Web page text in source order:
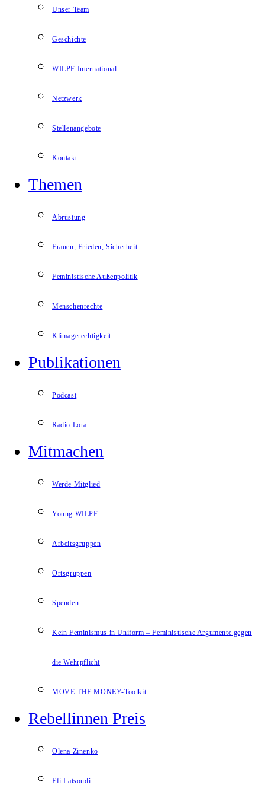
Unser Team
Geschichte
WILPF International
Netzwerk
Stellenangebote
Kontakt
Themen
Abrüstung
Frauen, Frieden, Sicherheit
Feministische Außenpolitik
Menschenrechte
Klimagerechtigkeit
Publikationen
Podcast
Radio Lora
Mitmachen
Werde Mitglied
Young WILPF
Arbeitsgruppen
Ortsgruppen
Spenden
Kein Feminismus in Uniform – Feministische Argumente gegen
die Wehrpflicht
MOVE THE MONEY-Toolkit
Rebellinnen Preis
Olena Zinenko
Efi Latsoudi